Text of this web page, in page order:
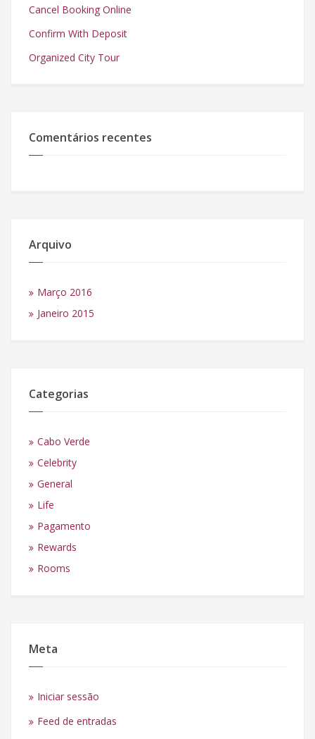
Cancel Booking Online
Confirm With Deposit
Organized City Tour
Comentários recentes
Arquivo
Março 2016
Janeiro 2015
Categorias
Cabo Verde
Celebrity
General
Life
Pagamento
Rewards
Rooms
Meta
Iniciar sessão
Feed de entradas